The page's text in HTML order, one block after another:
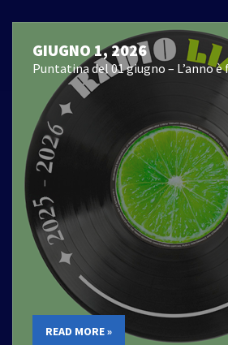
GIUGNO 1, 2026
Puntatina del 01 giugno – L’anno
READ MORE »